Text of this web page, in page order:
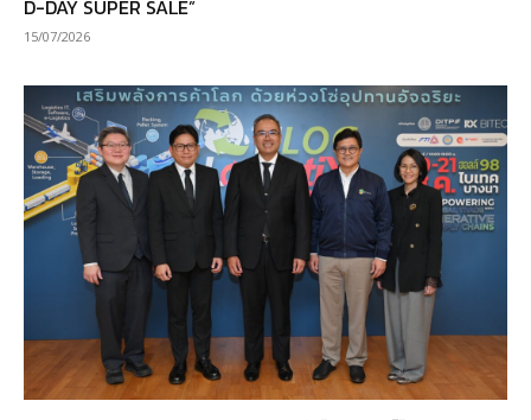
D-DAY SUPER SALE”
15/07/2026